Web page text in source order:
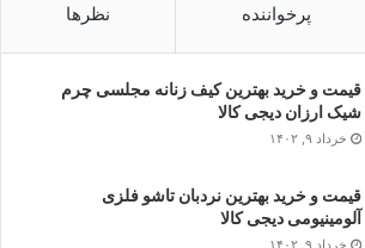
پرخواننده نظرها
قیمت و خرید بهترین کیف زنانه مجلسی چرم
شیک ارزان دیجی کالا
خرداد ۹, ۱۴۰۲
قیمت و خرید بهترین نردبان تاشو فلزی
آلومینیومی دیجی کالا
خرداد ۹, ۱۴۰۲